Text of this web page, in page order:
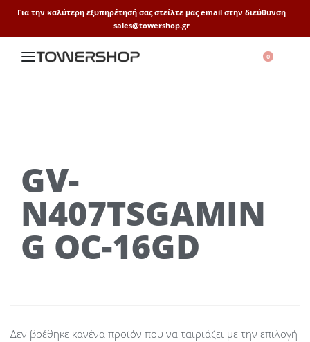
Για την καλύτερη εξυπηρέτησή σας στείλτε μας email στην διεύθυνση
sales@towershop.gr
0
GV-
N407TSGAMIN
G OC-16GD
Δεν βρέθηκε κανένα προϊόν που να ταιριάζει με την επιλογή